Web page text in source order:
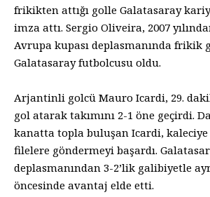
frikikten attığı golle Galatasaray
imza attı. Sergio Oliveira, 2007
Avrupa kupası deplasmanında frikik
Galatasaray futbolcusu oldu.
Arjantinli golcü Mauro Icardi, 29.
gol atarak takımını 2-1 öne geçirdi.
kanatta topla buluşan Icardi,
filelere göndermeyi başardı.
deplasmanından 3-2’lik galibiyetle
öncesinde avantaj elde etti.